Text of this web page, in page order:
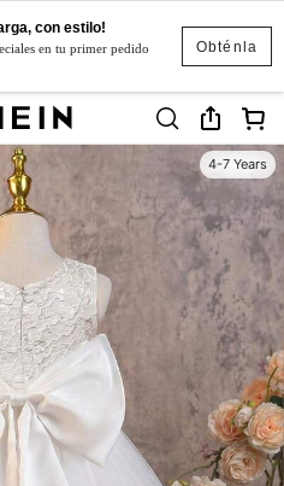
Obténla
con estilo!
en tu primer pedido
4-7 Years